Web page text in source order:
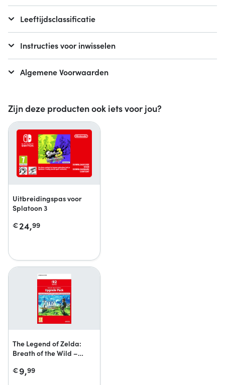
Zijn deze producten ook iets voor jou?
Uitbreidingspas voor
Splatoon 3
€24,99
The Legend of Zelda:
Breath of the Wild –
Edition-upgrade pack
€9,99
Leeftijdsclassificatie
Instructies voor inwisselen
Algemene Voorwaarden